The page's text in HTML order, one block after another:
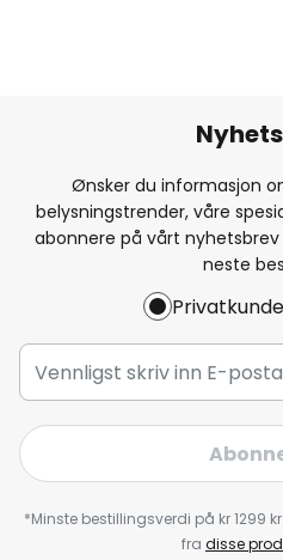
Ønsker du informasjon
belysningstrender, våre
abonnere på vårt
neste
Privatkunde
*Minste bestillingsverdi på kr 1299
fra disse